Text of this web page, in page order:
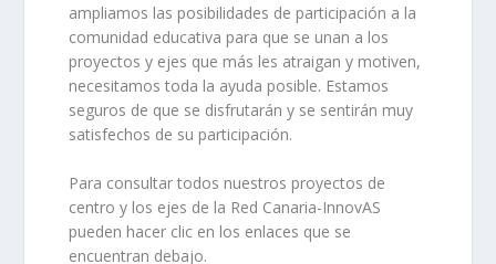
ampliamos las posibilidades de participación a la
comunidad educativa para que se unan a los
proyectos y ejes que más les atraigan y motiven,
necesitamos toda la ayuda posible. Estamos
seguros de que se disfrutarán y se sentirán muy
satisfechos de su participación.
Para consultar todos nuestros proyectos de
centro y los ejes de la Red Canaria-InnovAS
pueden hacer clic en los enlaces que se
encuentran debajo.